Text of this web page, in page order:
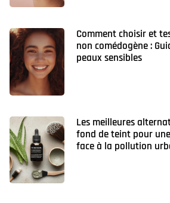
Comment choisir et
non comédogène :
peaux sensibles
Les meilleures
fond de teint pour
face à la pollution